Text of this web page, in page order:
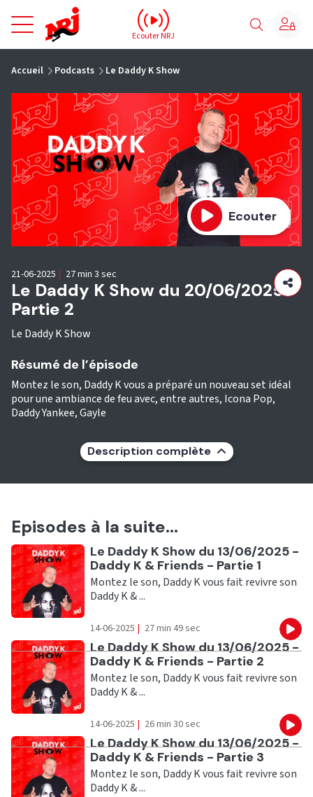
NRJ - Accueil
Ecouter NRJ
Accueil Podcasts Le Daddy K Show
Ecouter
Le Daddy K Show du 20/06/2025 -
Partie 2
Le Daddy K Show
21-06-2025 | 27 min 3 sec
Résumé de l’épisode
Montez le son, Daddy K vous a préparé un nouveau set idéal
pour une ambiance de feu avec, entre autres, Icona Pop,
Daddy Yankee, Gayle
Description complète
Episodes à la suite...
Ecouter
Le Daddy K Show du 13/06/2025 -
Daddy K & Friends - Partie 1
Montez le son, Daddy K vous fait revivre son
Daddy K & ...
14-06-2025 | 27 min 49 sec
Ecouter
Le Daddy K Show du 13/06/2025 -
Daddy K & Friends - Partie 2
Montez le son, Daddy K vous fait revivre son
Daddy K & ...
14-06-2025 | 26 min 30 sec
Ecouter
Le Daddy K Show du 13/06/2025 -
Daddy K & Friends - Partie 3
Montez le son, Daddy K vous fait revivre son
Daddy K & ...